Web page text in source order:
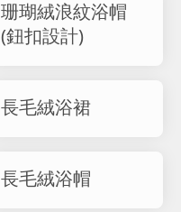
珊瑚絨浪紋浴帽
(鈕扣設計)
長毛絨浴裙
長毛絨浴帽